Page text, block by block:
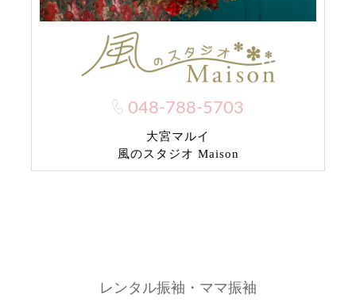
048-788-5703
大宮マルイ
風のスタジオ Maison
レンタル振袖・ママ振袖